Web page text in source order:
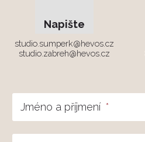
Napište
studio.sumperk@hevos.cz
studio.zabreh@hevos.cz
Jméno a příjmení *